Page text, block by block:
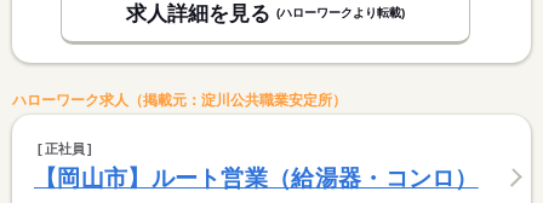
求人詳細を見る (ハローワークより転載)
ハローワーク求人（掲載元：淀川公共職業安定所）
正社員
【岡山市】ルート営業（給湯器・コンロ）